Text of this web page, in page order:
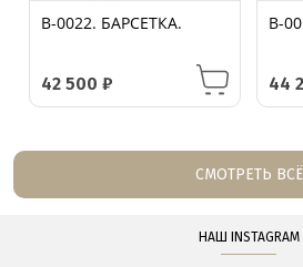
B-0022. БАРСЕТКА.
42 500₽
B-
44
СМОТРЕТЬ ВСЁ
НАШ INSTAGRAM